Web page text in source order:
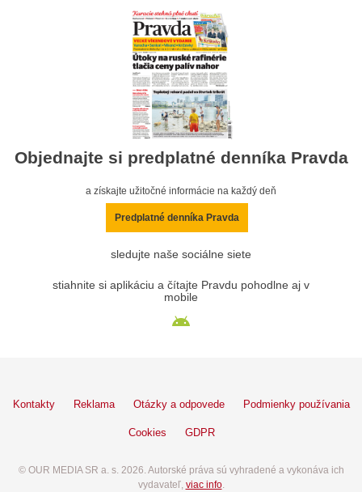
Objednajte si predplatné denníka Pravda
a získajte užitočné informácie na každý deň
Predplatné denníka Pravda
sledujte naše sociálne siete
stiahnite si aplikáciu a čítajte Pravdu pohodlne aj v
mobile
Kontakty Reklama Otázky a odpovede Podmienky používania
Cookies GDPR
© OUR MEDIA SR a. s. 2026. Autorské práva sú vyhradené a vykonáva ich
vydavateľ, viac info.